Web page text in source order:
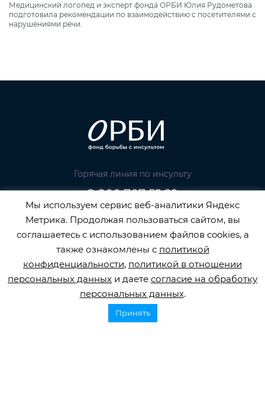
Медицинский логопед и эксперт фонда ОРБИ Юлия Рудометова
подготовила рекомендации по взаимодействию с посетителями с
нарушениями речи.
Горячая линия по инсульту
8 800 707 52 29
info@orbifond.ru
Мы используем сервис веб-аналитики Яндекс
Метрика. Продолжая пользоваться сайтом, вы
соглашаетесь с использованием файлов cookies, а
также ознакомлены с политикой
конфиденциальности, политикой в отношении
персональных данных и даете согласие на обработку
персональных данных.
Принять